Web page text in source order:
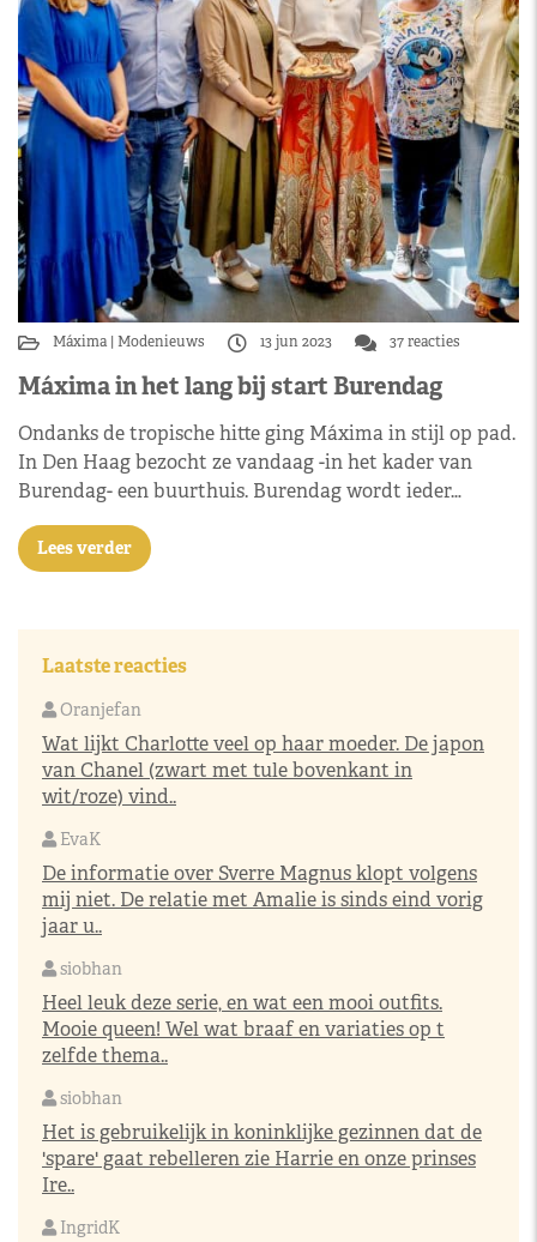
Máxima Modenieuws 13 jun 2023 37 reacties
Máxima in het lang bij start Burendag
Ondanks de tropische hitte ging Máxima in stijl op pad.
In Den Haag bezocht ze vandaag -in het kader van
Burendag- een buurthuis. Burendag wordt ieder…
Lees verder
Laatste reacties
Oranjefan
Wat lijkt Charlotte veel op haar moeder. De japon
van Chanel (zwart met tule bovenkant in
wit/roze) vind..
EvaK
De informatie over Sverre Magnus klopt volgens
mij niet. De relatie met Amalie is sinds eind vorig
jaar u..
siobhan
Heel leuk deze serie, en wat een mooi outfits.
Mooie queen! Wel wat braaf en variaties op t
zelfde thema..
siobhan
Het is gebruikelijk in koninklijke gezinnen dat de
'spare' gaat rebelleren zie Harrie en onze prinses
Ire..
IngridK